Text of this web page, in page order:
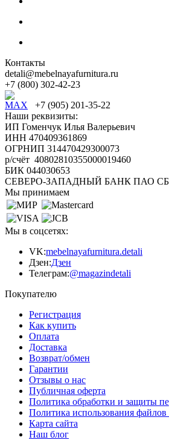
Контакты
detali@mebelnayafurnitura.ru
+7 (800) 302-42-23
+7 (905) 201-35-22
Наши реквизиты:
ИП Гоменчук Илья Валерьевич
ИНН 470409361869
ОГРНИП 314470429300073
р/счёт 40802810355000019460
БИК 044030653
СЕВЕРО-ЗАПАДНЫЙ БАНК ПАО
Мы принимаем
Мы в соцсетях:
VK:mebelnayafurnitura.detali
Дзен:Дзен
Телеграм:@magazindetali
Покупателю
Регистрация
Как купить
Оплата
Доставка
Возврат/обмен
Гарантии
Отзывы о нас
Публичная оферта
Политика обработки и защиты
Политика использования файлов
Карта сайта
Наш блог